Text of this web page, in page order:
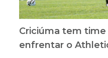
Criciúma tem
enfrentar o